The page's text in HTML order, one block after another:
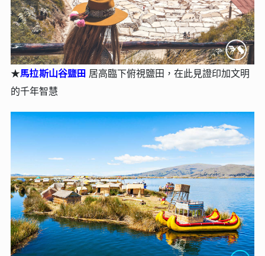
★馬拉斯⼭⾕鹽田 居⾼臨下俯視鹽⽥，在此見證印加文明
的千年智慧